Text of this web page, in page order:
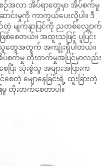
လာ အိပ်ရာတွေမှာ အိပ်စက်မှု
င်းမှုကို ကာကွယ်ပေးလို့ပါ။ ဒီ
မျက်နှာပြင်ကို ညတစ်လျှောက်
စေတယ်။ အထူးသဖြင့် ပူပြင်း
တွေအတွက် အကျိုးရှိပါတယ်။
ပ်စက်မှု တိုးတက်မှုအပြင်မှာလည်း
ပြီး သုံးစွဲသူ အများအပြားက
တဲ့ မျောနေခြင်းရဲ့ ထူးခြားတဲ့
တိုးတက်စေတာပါ။